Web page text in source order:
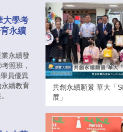
大學考
永續
永續發
照班，
員優異
續教育
共創永續願景 華大「
展」